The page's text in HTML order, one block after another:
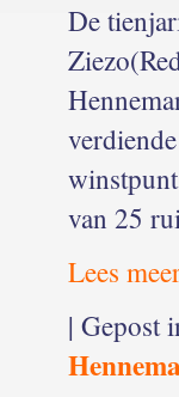
De
van 25
Lees
| Gepost